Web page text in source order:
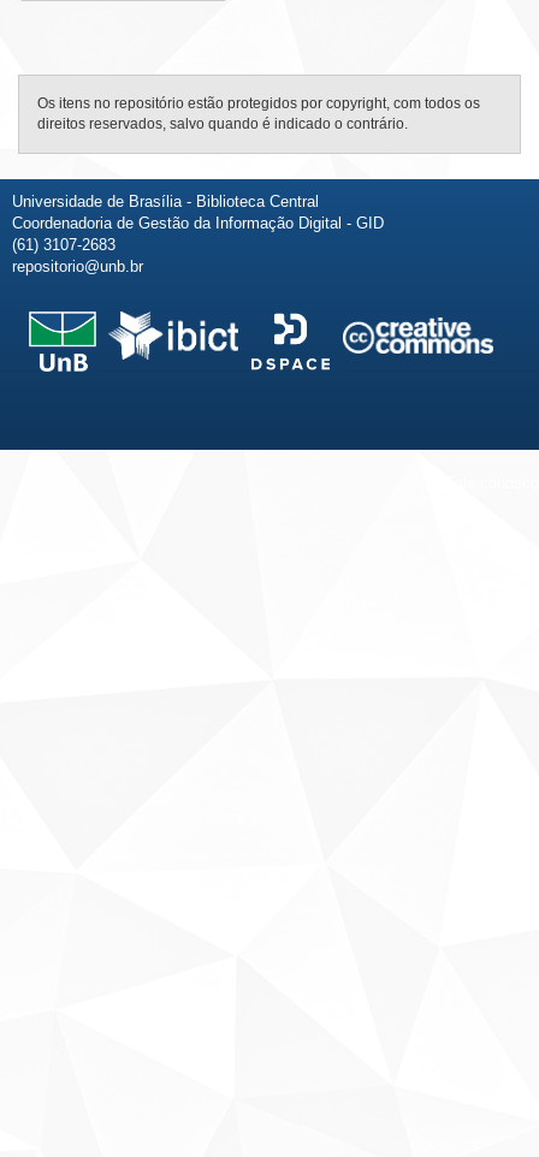
Os itens no repositório estão protegidos por copyright, com todos os
direitos reservados, salvo quando é indicado o contrário.
Universidade de Brasília - Biblioteca Central
Coordenadoria de Gestão da Informação Digital - GID
(61) 3107-2683
repositorio@unb.br